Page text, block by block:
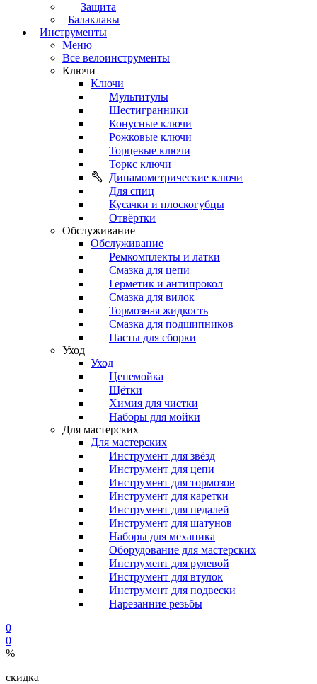
Защита
Балаклавы
Инструменты
Меню
Все велоинструменты
Ключи
Ключи
Мультитулы
Шестигранники
Конусные ключи
Рожковые ключи
Торцевые ключи
Торкс ключи
Динамометрические ключи
Для спиц
Кусачки и плоскогубцы
Отвёртки
Обслуживание
Обслуживание
Ремкомплекты и латки
Смазка для цепи
Герметик и антипрокол
Смазка для вилок
Тормозная жидкость
Смазка для подшипников
Пасты для сборки
Уход
Уход
Цепемойка
Щётки
Химия для чистки
Наборы для мойки
Для мастерских
Для мастерских
Инструмент для звёзд
Инструмент для цепи
Инструмент для тормозов
Инструмент для каретки
Инструмент для педалей
Инструмент для шатунов
Наборы для механика
Оборудование для мастерских
Инструмент для рулевой
Инструмент для втулок
Инструмент для подвески
Нарезанние резьбы
0
0
%
скидка